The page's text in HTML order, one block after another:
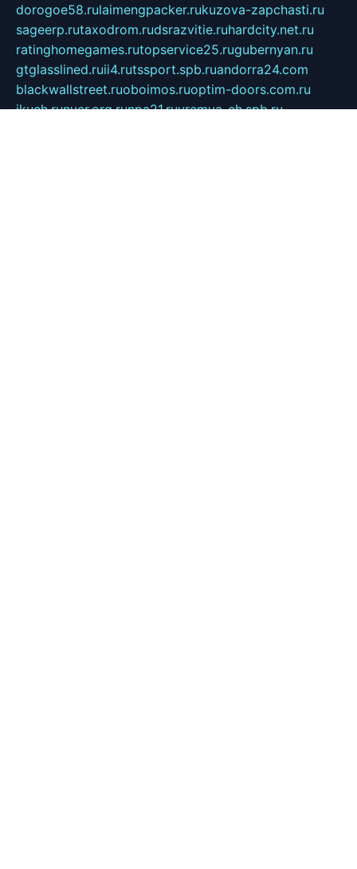
dorogoe58.rulaimengpacker.rukuzova-zapchasti.ru
sageerp.rutaxodrom.rudsrazvitie.ruhardcity.net.ru
ratinghomegames.rutopservice25.rugubernyan.ru
gtglasslined.ruii4.rutssport.spb.ruandorra24.com
blackwallstreet.ruoboimos.ruoptim-doors.com.ru
ikuch.runycr.org.runpa21.ruvremya-ch.spb.ru